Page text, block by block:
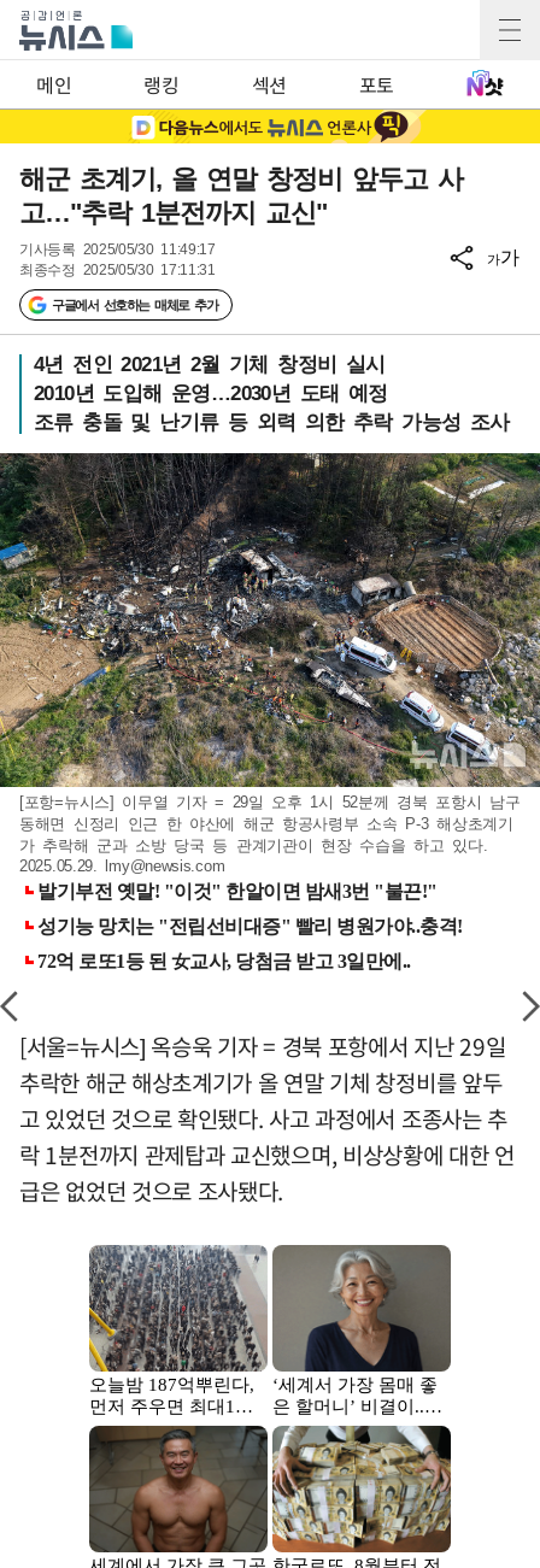
메인 랭킹 섹션 포토
해군 초계기, 올 연말 창정비 앞두고 사
고…"추락 1분전까지 교신"
기사등록 2025/05/30 11:49:17
최종수정 2025/05/30 17:11:31
구글에서 선호하는 매체로 추가
가가
4년 전인 2021년 2월 기체 창정비 실시
2010년 도입해 운영…2030년 도태 예정
조류 충돌 및 난기류 등 외력 의한 추락 가능성 조사
[포항=뉴시스] 이무열 기자 = 29일 오후 1시 52분께 경북 포항시 남구
동해면 신정리 인근 한 야산에 해군 항공사령부 소속 P-3 해상초계기
가 추락해 군과 소방 당국 등 관계기관이 현장 수습을 하고 있다.
2025.05.29.
lmy@newsis.com
[서울=뉴시스] 옥승욱 기자 = 경북 포항에서 지난 29일
추락한 해군 해상초계기가 올 연말 기체 창정비를 앞두
고 있었던 것으로 확인됐다. 사고 과정에서 조종사는 추
락 1분전까지 관제탑과 교신했으며, 비상상황에 대한 언
급은 없었던 것으로 조사됐다.